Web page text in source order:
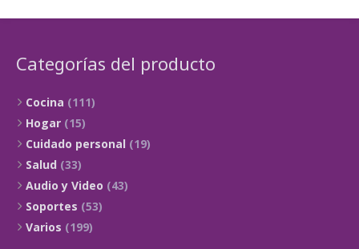
Categorías del producto
Cocina (111)
Hogar (15)
Cuidado personal (19)
Salud (33)
Audio y Video (43)
Soportes (53)
Varios (199)